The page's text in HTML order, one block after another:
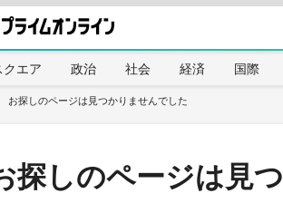
エア 政治 社会 経済 国際
お探しのページは見つかりませんでした
探しのページは見